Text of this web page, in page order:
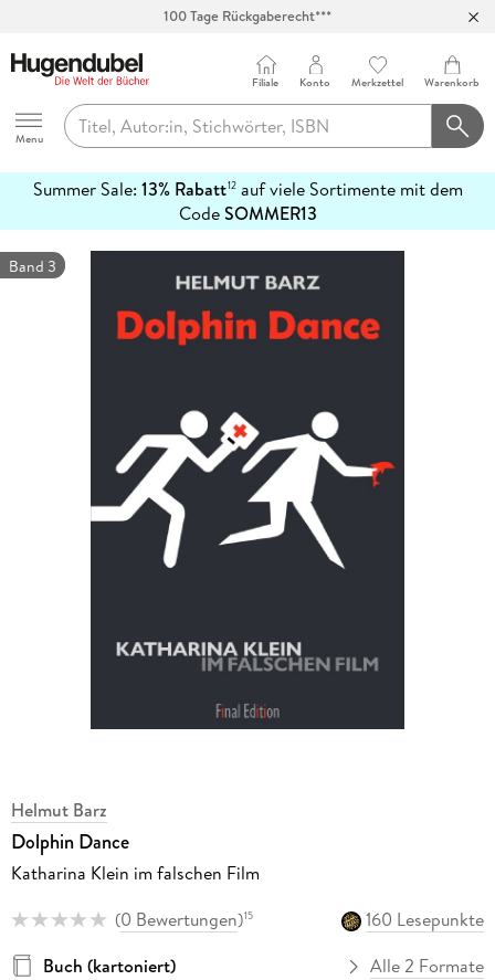
100 Tage Rückgaberecht***
Hugendubel
Menu
Filiale Konto Merkzettel Warenkorb
Summer Sale: 13% Rabatt12auf viele Sortimente mit dem
CodeSOMMER13
erfahren
Band 3
Helmut Barz
Dolphin Dance
Katharina Klein im falschen Film
(0 Bewertungen)15
160 Lesepunkte
Buch (kartoniert)
Alle 2 Formate